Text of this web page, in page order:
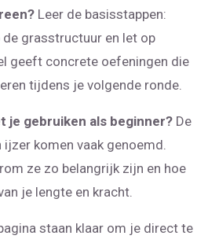
Leer de basisstappen:
de grasstructuur en let op
geeft concrete oefeningen die
tijdens je volgende ronde.
je gebruiken als beginner? De
ijzer komen vaak genoemd.
ze zo belangrijk zijn en hoe
je lengte en kracht.
staan klaar om je direct te